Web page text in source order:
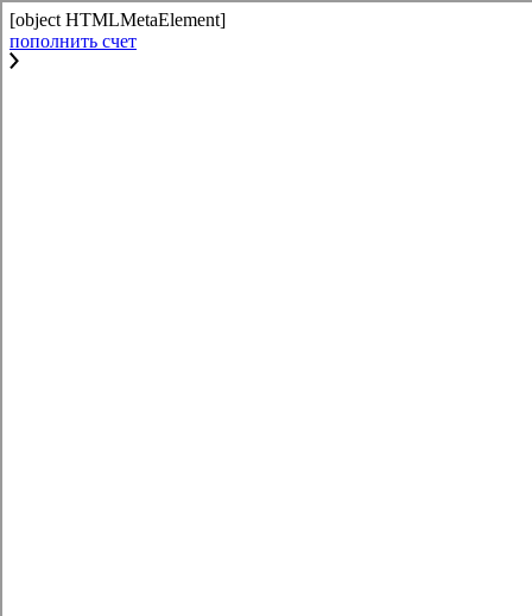
[object HTMLMetaElement]
пополнить счет